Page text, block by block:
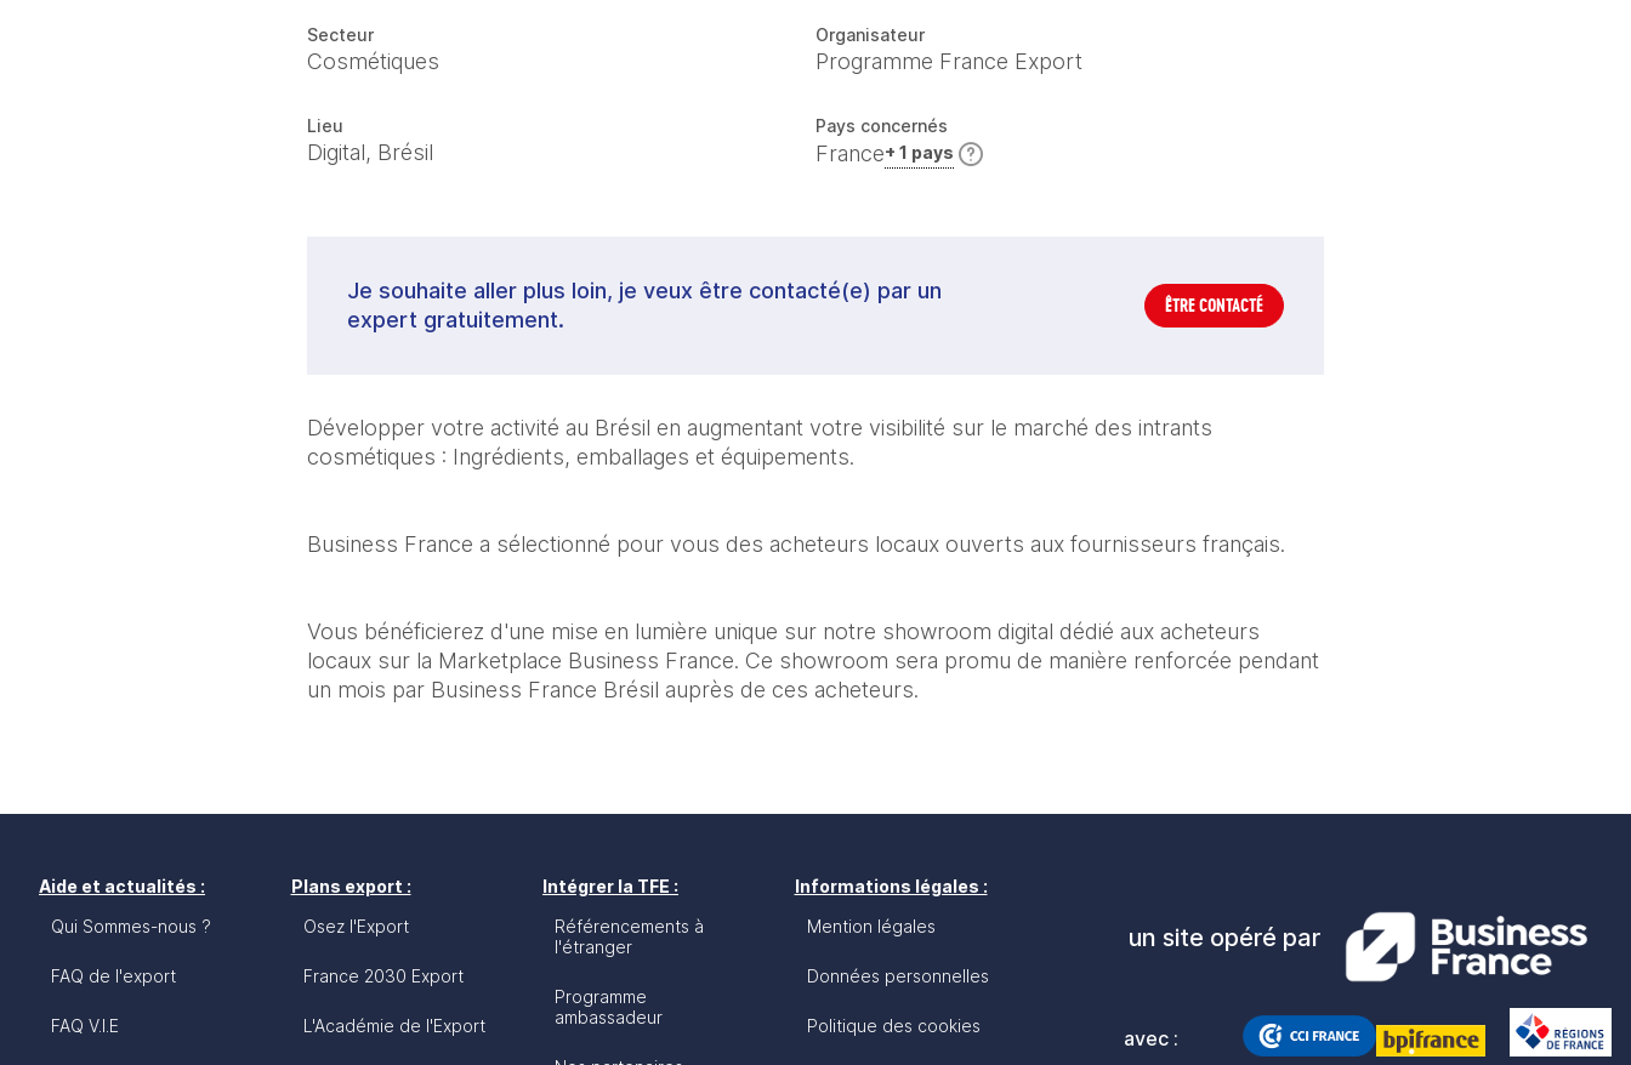
Secteur
Cosmétiques
Organisateur
Programme France Export
Lieu
Digital, Brésil
Pays concernés
France+ 1 pays
Je souhaite aller plus loin, je veux être contacté(e) par un
expert gratuitement.
ÊTRE CONTACTÉ
Développer votre activité au Brésil en augmentant votre visibilité sur le marché des intrants
cosmétiques : Ingrédients, emballages et équipements.
Business France a sélectionné pour vous des acheteurs locaux ouverts aux fournisseurs français.
Vous bénéficierez d'une mise en lumière unique sur notre showroom digital dédié aux acheteurs
locaux sur la Marketplace Business France. Ce showroom sera promu de manière renforcée pendant
un mois par Business France Brésil auprès de ces acheteurs.
Aide et actualités :
Qui Sommes-nous ?
FAQ de l'export
FAQ V.I.E
Plans export :
Osez l'Export
France 2030 Export
L'Académie de l'Export
Intégrer la TFE :
Référencements à
l'étranger
Programme
ambassadeur
Informations légales :
Mention légales
Données personnelles
Politique des cookies
un site opéré par
avec :